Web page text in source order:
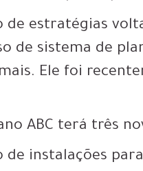
de estratégias
de sistema de
Ele foi
ABC terá três
de instalações